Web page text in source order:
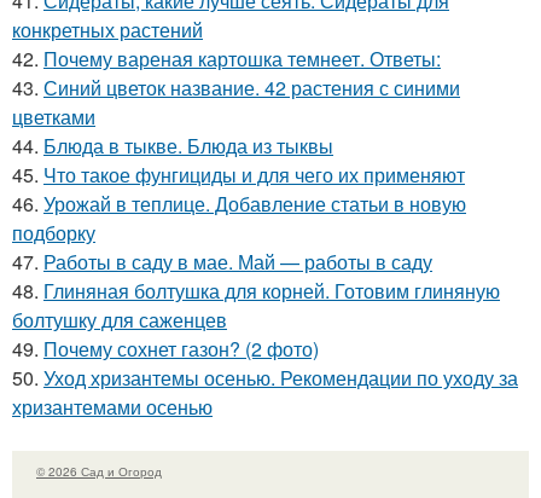
конкретных растений
42. Почему вареная картошка темнеет. Ответы:
43. Синий цветок название. 42 растения с синими
цветками
44. Блюда в тыкве. Блюда из тыквы
45. Что такое фунгициды и для чего их применяют
46. Урожай в теплице. Добавление статьи в новую
подборку
47. Работы в саду в мае. Май — работы в саду
48. Глиняная болтушка для корней. Готовим глиняную
болтушку для саженцев
49. Почему сохнет газон? (2 фото)
50. Уход хризантемы осенью. Рекомендации по уходу за
хризантемами осенью
© 2026 Сад и Огород